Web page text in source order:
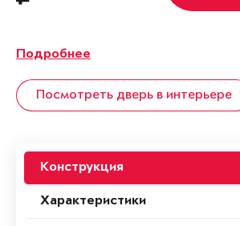
Подробнее
Посмотреть дверь в интерьере
Конструкция
Характеристики